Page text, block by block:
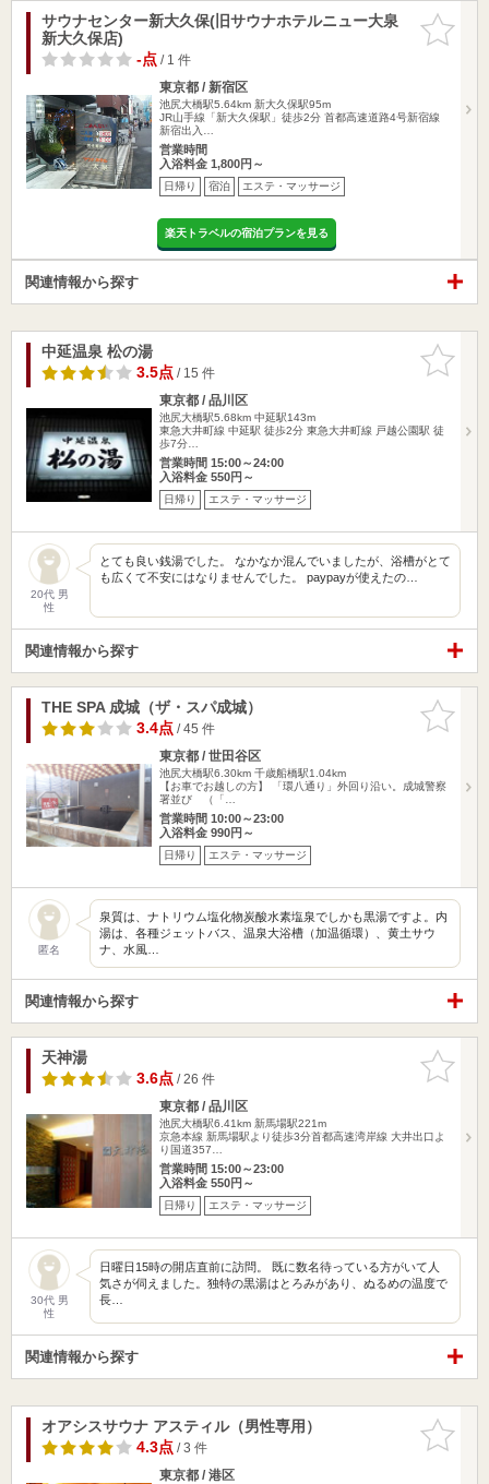
お気に入
りに追加
サウナセンター新大久保(旧サウナホテルニュー大泉
新大久保店)
-点/ 1 件
東京都 / 新宿区
池尻大橋駅5.64km 新大久保駅95m
JR山手線「新大久保駅」徒歩2分 首都高速道路4号新宿線
新宿出入…
営業時間
入浴料金 1,800円～
日帰り 宿泊 エステ・マッサージ
楽天トラベルの宿泊プランを見る
関連情報から探す
お気に入
りに追加
中延温泉 松の湯
3.5点/ 15 件
東京都 / 品川区
池尻大橋駅5.68km 中延駅143m
東急大井町線 中延駅 徒歩2分 東急大井町線 戸越公園駅 徒
歩7分…
営業時間 15:00～24:00
入浴料金 550円～
日帰り エステ・マッサージ
20代 男
性
とても良い銭湯でした。 なかなか混んでいましたが、浴槽がとて
も広くて不安にはなりませんでした。 paypayが使えたの…
関連情報から探す
お気に入
りに追加
THE SPA 成城（ザ・スパ成城）
3.4点/ 45 件
東京都 / 世田谷区
池尻大橋駅6.30km 千歳船橋駅1.04km
【お車でお越しの方】 「環八通り」外回り沿い。成城警察
署並び （「…
営業時間 10:00～23:00
入浴料金 990円～
日帰り エステ・マッサージ
匿名
泉質は、ナトリウム塩化物炭酸水素塩泉でしかも黒湯ですよ。内
湯は、各種ジェットバス、温泉大浴槽（加温循環）、黄土サウ
ナ、水風…
関連情報から探す
お気に入
りに追加
天神湯
3.6点/ 26 件
東京都 / 品川区
池尻大橋駅6.41km 新馬場駅221m
京急本線 新馬場駅より徒歩3分首都高速湾岸線 大井出口よ
り国道357…
営業時間 15:00～23:00
入浴料金 550円～
日帰り エステ・マッサージ
30代 男
性
日曜日15時の開店直前に訪問。 既に数名待っている方がいて人
気さが伺えました。独特の黒湯はとろみがあり、ぬるめの温度で
長…
関連情報から探す
お気に入
りに追加
オアシスサウナ アスティル（男性専用）
4.3点/ 3 件
東京都 / 港区